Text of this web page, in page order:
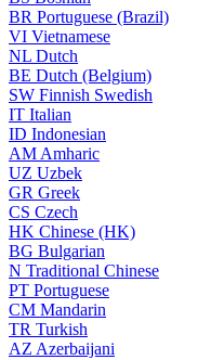
BR Portuguese (Brazil)
VI Vietnamese
NL Dutch
BE Dutch (Belgium)
SW Finnish Swedish
IT Italian
ID Indonesian
AM Amharic
UZ Uzbek
GR Greek
CS Czech
HK Chinese (HK)
BG Bulgarian
N Traditional Chinese
PT Portuguese
CM Mandarin
TR Turkish
AZ Azerbaijani